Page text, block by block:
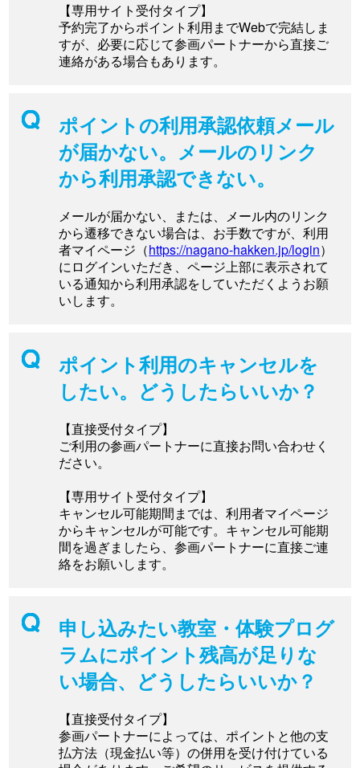
【専用サイト受付タイプ】
予約完了からポイント利用までWebで完結しま
すが、必要に応じて参画パートナーから直接ご
連絡がある場合もあります。
ポイントの利用承認依頼メール
が届かない。メールのリンク
から利用承認できない。
メールが届かない、または、メール内のリンク
から遷移できない場合は、お手数ですが、利用
者マイページ（https://nagano-hakken.jp/login）
にログインいただき、ページ上部に表示されて
いる通知から利用承認をしていただくようお願
いします。
ポイント利用のキャンセルを
したい。どうしたらいいか？
【直接受付タイプ】
ご利用の参画パートナーに直接お問い合わせく
ださい。
【専用サイト受付タイプ】
キャンセル可能期間までは、利用者マイページ
からキャンセルが可能です。キャンセル可能期
間を過ぎましたら、参画パートナーに直接ご連
絡をお願いします。
申し込みたい教室・体験プログ
ラムにポイント残高が足りな
い場合、どうしたらいいか？
【直接受付タイプ】
参画パートナーによっては、ポイントと他の支
払方法（現金払い等）の併用を受け付けている